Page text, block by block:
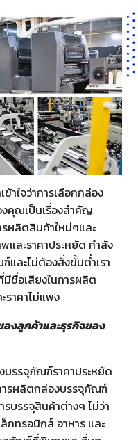
เข้าใจว่าการเลือกกล่อง
คุณเป็นเรื่องสำคัญ
ผลิตสินค้าใหม่ๆและ
ละราคาประหยัด กำลัง
และไม่ต้องสั่งขั้นต่ำเรา
มีชื่อเสียงในการผลิต
าคาไม่แพง
งลูกค้าและธุรกิจของ
บรรจุภัณฑ์ราคาประหยัด
ารผลิตกล่องบรรจุภัณฑ์
บรรจุสินค้าต่างๆ ไม่ว่า
กทรอนิกส์ อาหาร และ